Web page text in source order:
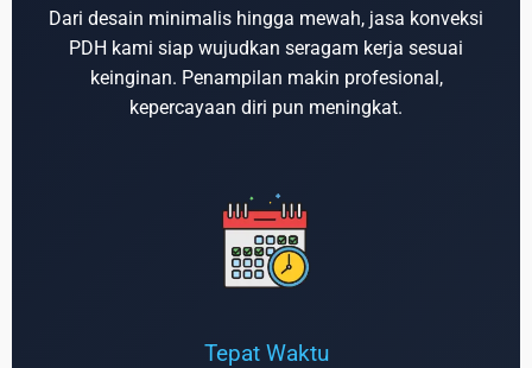
Dari desain minimalis hingga mewah, jasa konveksi
PDH kami siap wujudkan seragam kerja sesuai
keinginan. Penampilan makin profesional,
kepercayaan diri pun meningkat.
Tepat Waktu